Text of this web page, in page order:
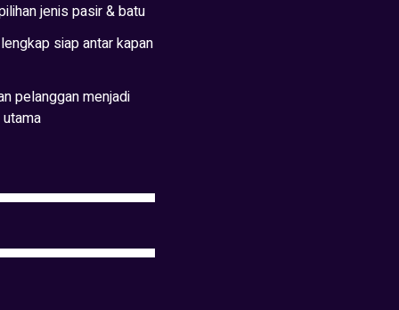
jenis pasir & batu
siap antar kapan
pelanggan menjadi